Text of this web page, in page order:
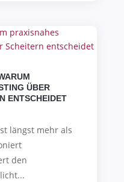
ÜBER
ENTSCHEIDET
längst mehr als
den